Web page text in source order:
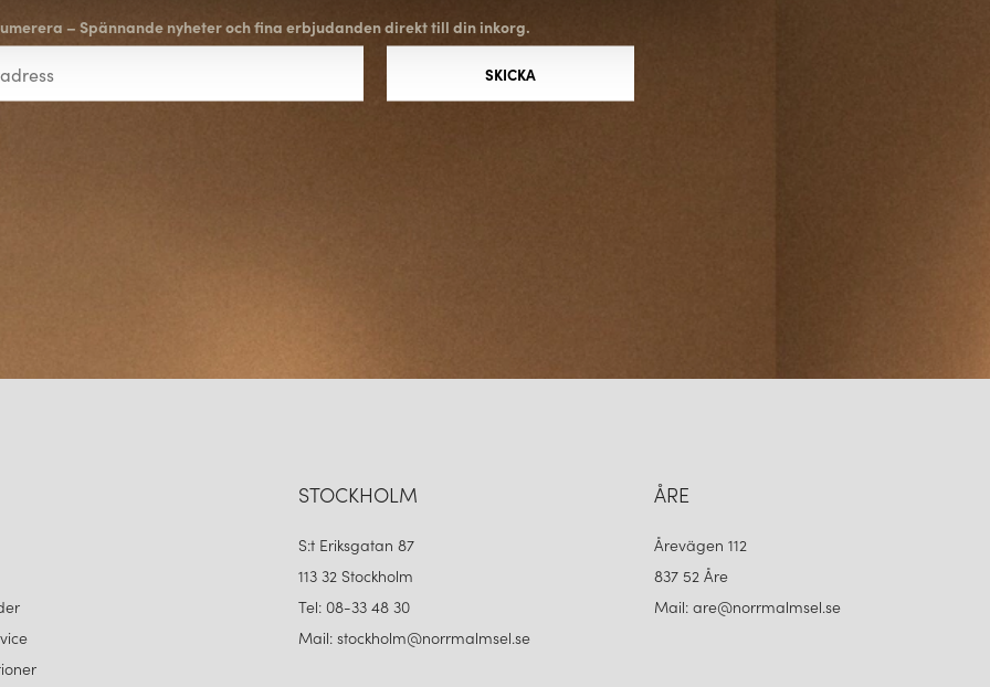
– Spännande nyheter och fina erbjudanden direkt till din inkorg.
STOCKHOLM
S:t Eriksgatan 87
113 32 Stockholm
Tel: 08-33 48 30
Mail: stockholm@norrmalmsel.se
ÅRE
Årevägen 112
837 52 Åre
Mail: are@norrmalmsel.se